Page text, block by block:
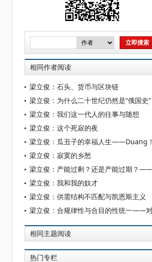
相同作者阅读
梁立俊：石头、货币与区块链
梁立俊：为什么二十世纪仍然是“俄国史”
梁立俊：我们这一代人的往事与随想
梁立俊：这个死寂的夜
梁立俊：瓜丑子的幸福人生——Duang！
梁立俊：寂寞的乡愁
梁立俊：我和我的奴才
梁立俊：供需结构不匹配与凯恩斯主义
相同主题阅读
热门专栏